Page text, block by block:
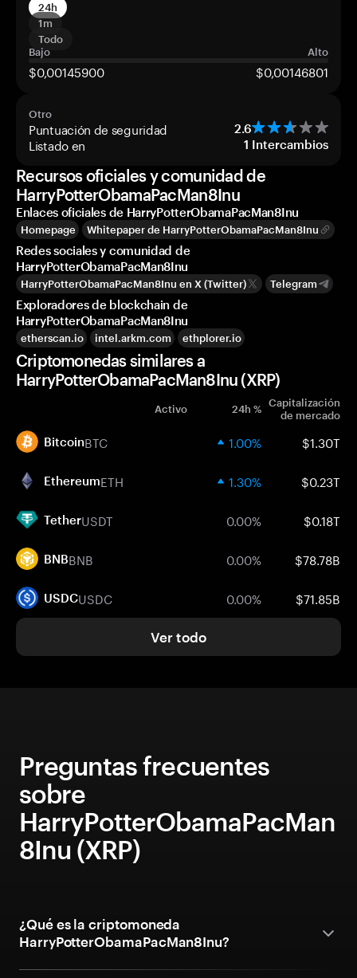
24h
1m
Todo
Bajo
Alto
$0,00145900 $0,00146801
Otro
Puntuación de seguridad 2.6
Listado en 1 Intercambios
Recursos oficiales y comunidad de
HarryPotterObamaPacMan8Inu
Enlaces oficiales de HarryPotterObamaPacMan8Inu
Homepage Whitepaper de HarryPotterObamaPacMan8Inu
Redes sociales y comunidad de
HarryPotterObamaPacMan8Inu
HarryPotterObamaPacMan8Inu en X (Twitter) Telegram
Exploradores de blockchain de
HarryPotterObamaPacMan8Inu
etherscan.io intel.arkm.com ethplorer.io
Criptomonedas similares a
HarryPotterObamaPacMan8Inu (XRP)
Activo 24h % Capitalización
de mercado
BitcoinBTC 1.00% $1.30T
EthereumETH 1.30% $0.23T
TetherUSDT 0.00% $0.18T
BNBBNB 0.00% $78.78B
USDCUSDC 0.00% $71.85B
Ver todo
Preguntas frecuentes
sobre
HarryPotterObamaPacMan
8Inu (XRP)
¿Qué es la criptomoneda
HarryPotterObamaPacMan8Inu?